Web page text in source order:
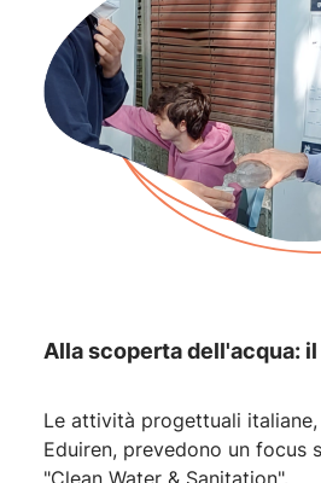
Alla scoperta dell'acqua:
Le attività progettuali
Eduiren, prevedono un focus